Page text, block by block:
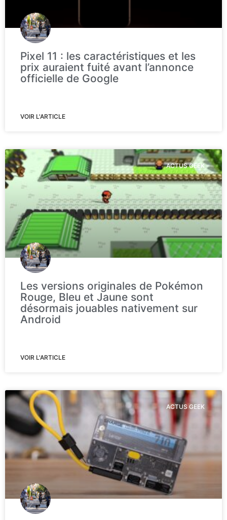
Pixel 11 : les caractéristiques et les
prix auraient fuité avant l’annonce
officielle de Google
VOIR L'ARTICLE
ACTUS GEEK
Les versions originales de Pokémon
Rouge, Bleu et Jaune sont
désormais jouables nativement sur
Android
VOIR L'ARTICLE
ACTUS GEEK